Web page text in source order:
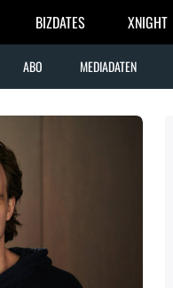
BIZDATES XNIGHT
ABO MEDIADATEN